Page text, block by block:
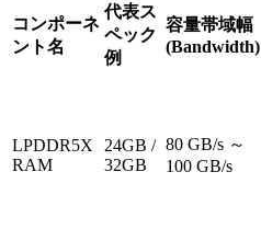
コンポーネ
ント名
代表ス
ペック
例
容量帯域幅
(Bandwidth)
LPDDR5X
RAM
24GB /
32GB
80 GB/s ～
100 GB/s